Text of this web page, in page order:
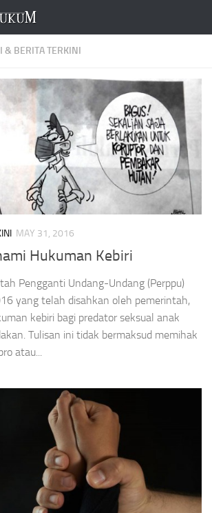
& BERITA TERKINI
MAY 31, 2016
Hukuman Kebiri
Pengganti Undang-Undang (Perppu)
yang telah disahkan oleh pemerintah,
kebiri bagi predator seksual anak
Tulisan ini tidak bermaksud memihak
atau...